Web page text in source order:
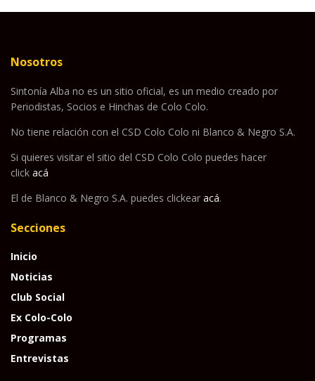
Nosotros
Sintonía Alba no es un sitio oficial, es un medio creado por
Periodistas, Socios e Hinchas de Colo Colo.
No tiene relación con el CSD Colo Colo ni Blanco & Negro S.A.
Si quieres visitar el sitio del CSD Colo Colo puedes hacer
click acá
El de Blanco & Negro S.A. puedes clickear acá.
Secciones
Inicio
Noticias
Club Social
Ex Colo-Colo
Programas
Entrevistas